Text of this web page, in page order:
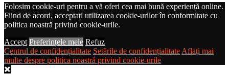
Folosim cookie-uri pentru a vă oferi cea mai bună experiență online.
Fiind de acord, acceptați utilizarea cookie-urilor în conformitate cu
politica noastră privind cookie-urile.
Accept Preferințele mele Refuz
Centrul de confidențialitate Setările de confidențialitate Aflați mai
multe despre politica noastră privind cookie-urile